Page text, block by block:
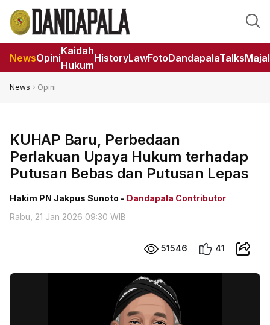
NewsOpini
Kaidah
Hukum
HistoryLawFotoDandapalaTalks
News Opini
KUHAP Baru, Perbedaan
Perlakuan Upaya Hukum terhadap
Putusan Bebas dan Putusan Lepas
Hakim PN Jakpus Sunoto - Dandapala Contributor
Rabu, 21 Jan 2026 09:30 WIB
51546 41